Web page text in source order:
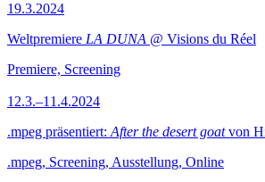
19.3.2024
Weltpremiere LA DUNA @ Visions du Réel
Premiere, Screening
12.3.–11.4.2024
.mpeg präsentiert: After the desert goatvon
.mpeg, Screening, Ausstellung, Online